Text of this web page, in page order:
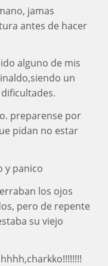
jamas
antes de hacer
alguno de mis
un
preparense por
pidan no estar
y panico
los ojos
pero de repente
su viejo